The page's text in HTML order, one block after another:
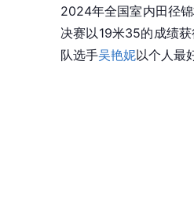
2024年全国室内田径
决赛以19米35的成绩
队选手吴艳妮以个人最